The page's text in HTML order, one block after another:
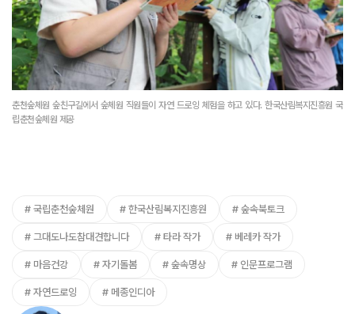
춘천숲체원 숲친구길에서 숲체원 직원들이 자연 드로잉 체험을 하고 있다. 한국산림복지진흥원 국
립춘천숲체원 제공
국립춘천숲체원 한국산림복지진흥원 숲속북토크
그대도나도참대견합니다 타라 작가 베레카 작가
마음건강 자기돌봄 숲속명상 인문프로그램
자연드로잉 메종인디아